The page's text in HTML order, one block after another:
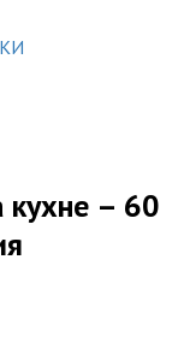
кухне – 60